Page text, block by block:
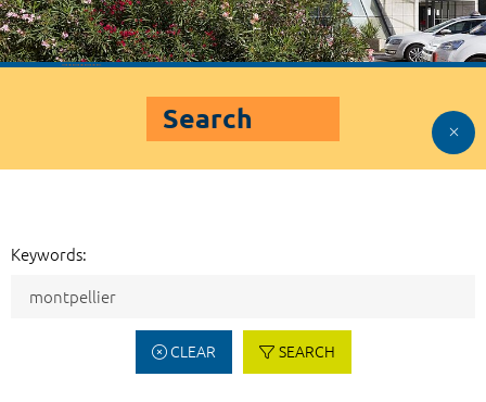
Search
Keywords:
CLEAR SEARCH